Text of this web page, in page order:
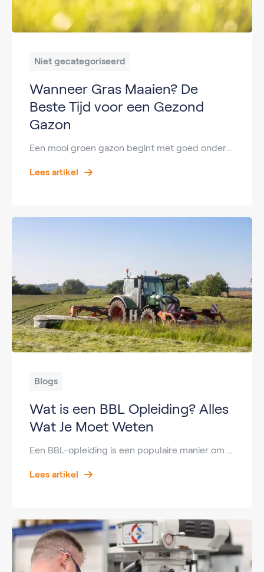
Niet gecategoriseerd
Wanneer Gras Maaien? De
Beste Tijd voor een Gezond
Gazon
Lees artikel
Blogs
Wat is een BBL Opleiding? Alles
Wat Je Moet Weten
Lees artikel